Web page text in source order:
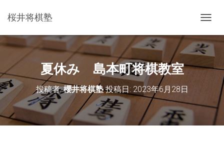
桜井将棋塾
ビ
ゲ
ー
夏休み 島本町将棋教室
投稿者:櫻井将棋塾投稿日: 2023年6月28日